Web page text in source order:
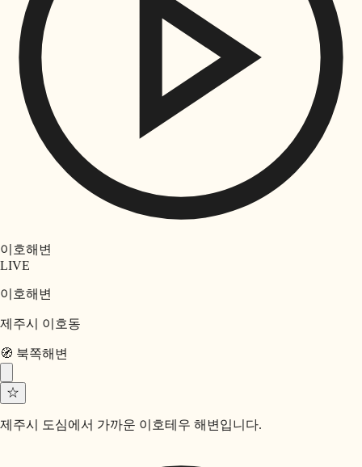
이호해변
LIVE
이호해변
제주시 이호동
🧭 북쪽해변
☆
제주시 도심에서 가까운 이호테우 해변입니다.